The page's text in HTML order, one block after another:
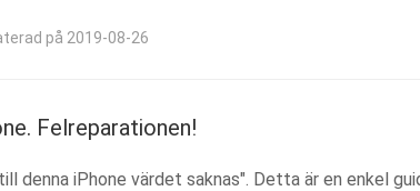
på 2019-08-26
Felreparationen!
denna iPhone värdet saknas". Detta är en enkel